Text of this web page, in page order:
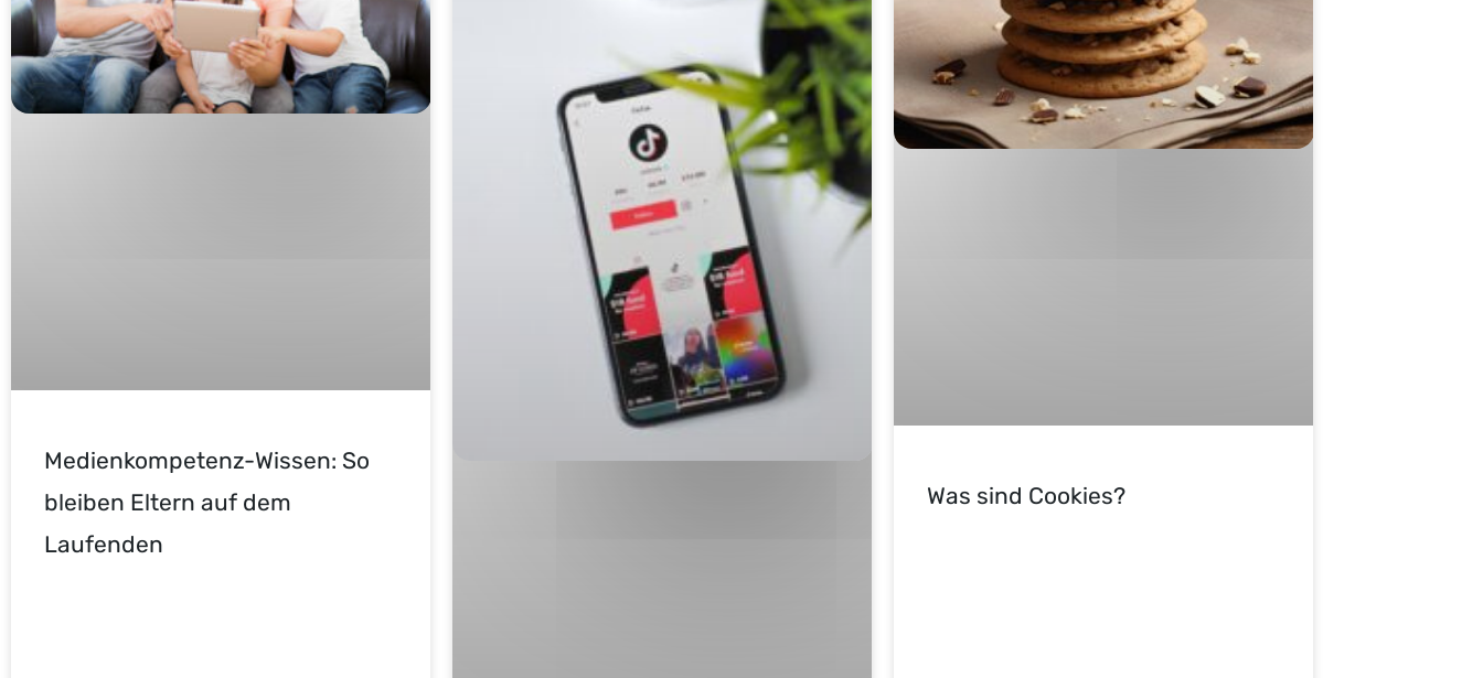
Medienkompetenz-Wissen: So
bleiben Eltern auf dem
Laufenden
Was sind Cookies?